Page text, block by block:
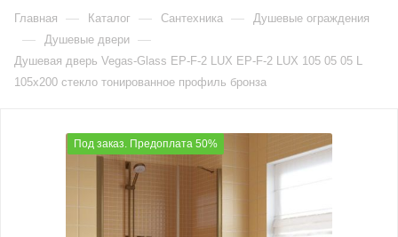
Главная — Каталог — Сантехника — Душевые ограждения
— Душевые двери —
Душевая дверь Vegas-Glass EP-F-2 LUX EP-F-2 LUX 105 05 05 L
105х200 стекло тонированное профиль бронза
Под заказ. Предоплата 50%